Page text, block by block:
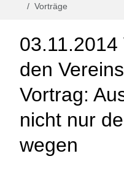
Vorträge
den
Vortrag:
nicht nur
wegen